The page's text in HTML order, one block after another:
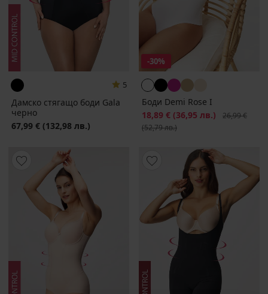
5
Дамско стягащо боди Gala
черно
67,99 € (132,98 лв.)
-30%
Боди Demi Rose I
Намаление
18,89 € (36,95 лв.)
26,99 €
(52,79 лв.)